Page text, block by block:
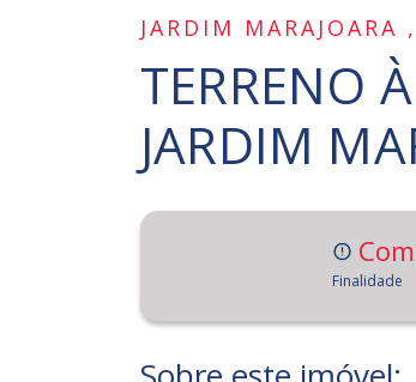
JARDIM MARAJOARA
TERRENO
JARDIM
Finalidade